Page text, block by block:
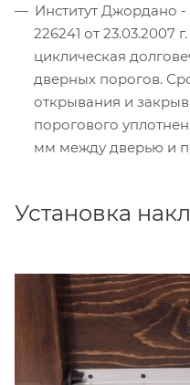
Институт Джордано
226241 от 23.03.2007
циклическая
дверных порогов.
открывания и
порогового
мм между дверью и
Установка